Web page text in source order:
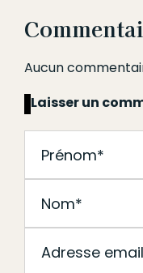
Aucun
Laisser un